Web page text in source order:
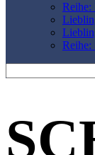
Reihe:
Reihe: